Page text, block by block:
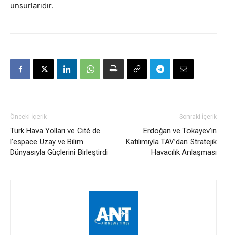
unsurlarıdır.
Önceki İçerik
Türk Hava Yolları ve Cité de
l’espace Uzay ve Bilim
Dünyasıyla Güçlerini Birleştirdi
Sonraki İçerik
Erdoğan ve Tokayev’in
Katılımıyla TAV’dan Stratejik
Havacılık Anlaşması